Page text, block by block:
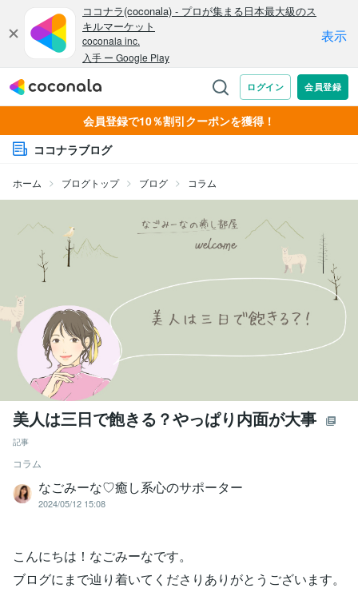
会員登録で10％割引クーポンを獲得！
ココナラブログ
ホーム ブログトップ ブログ コラム
美人は三日で飽きる？やっぱり内面が大事
記事
コラム
なごみーな♡癒し系心のサポーター
2024/05/12 15:08
こんにちは！なごみーなです。
ブログにまで辿り着いてくださりありがとうございます。